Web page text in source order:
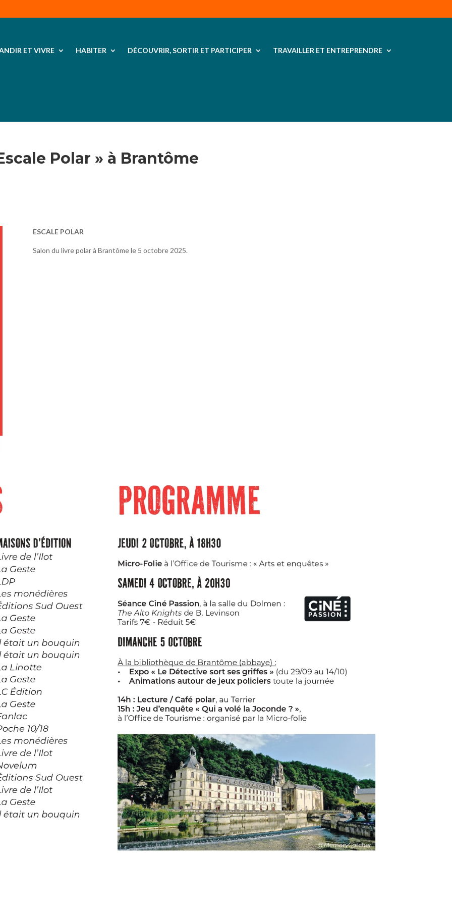
ET VIVRE HABITER DÉCOUVRIR, SORTIR ET PARTICIPER TRAVAILLER ET ENTREPRENDRE
Polar » à Brantôme
ESCALE POLAR
Salon du livre polar à Brantôme le 5 octobre 2025.